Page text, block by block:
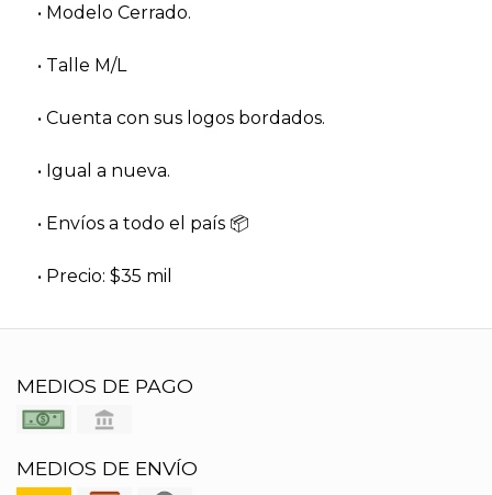
• Modelo Cerrado.
• Talle M/L
• Cuenta con sus logos bordados.
• Igual a nueva.
• Envíos a todo el país 📦
• Precio: $35 mil
MEDIOS DE PAGO
MEDIOS DE ENVÍO